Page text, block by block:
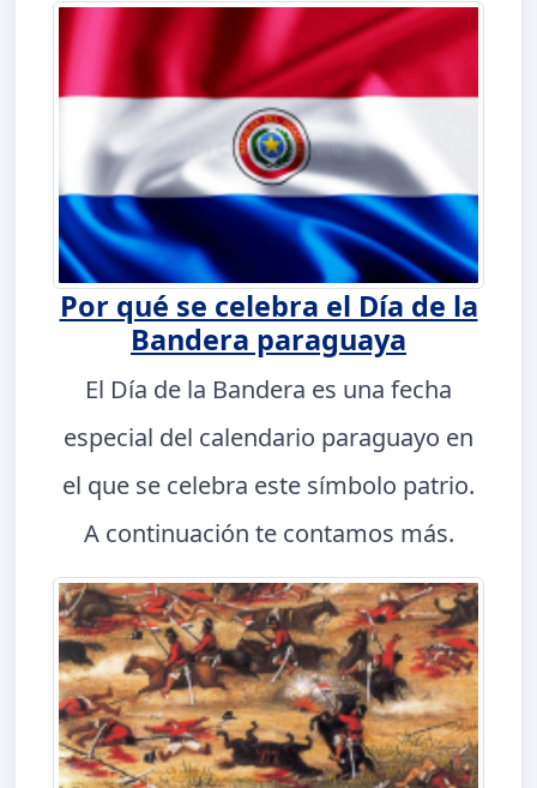
Por qué se celebra el Día de la
Bandera paraguaya
El Día de la Bandera es una fecha
especial del calendario paraguayo en
el que se celebra este símbolo patrio.
A continuación te contamos más.